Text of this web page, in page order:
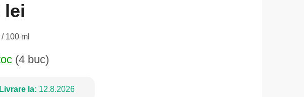
lei
100 ml
(4 buc)
Livrare la: 12.8.2026